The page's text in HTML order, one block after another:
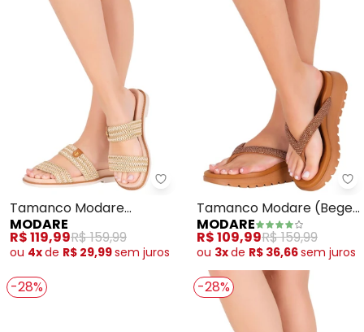
Modare - Tamanco Modare
Tamanco Modare
(Creme) em Sintético
MODARE
R$ 119,99R$ 159,99
ou 4xde R$ 29,99sem juros
Tamanco Modare (Bege)
em Sintético
MODARE
R$ 109,99R$ 159,99
ou 3xde R$ 36,66sem juros
-28% -28%